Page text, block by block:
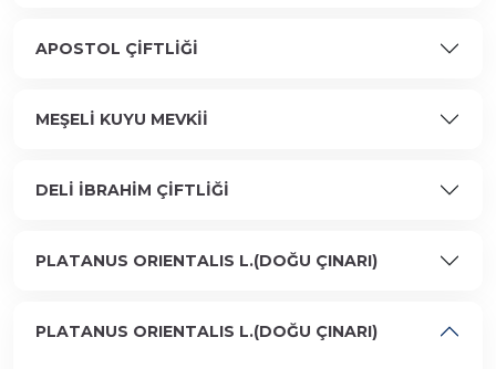
APOSTOL ÇİFTLİĞİ
MEŞELİ KUYU MEVKİİ
DELİ İBRAHİM ÇİFTLİĞİ
PLATANUS ORIENTALIS L.(DOĞU ÇINARI)
PLATANUS ORIENTALIS L.(DOĞU ÇINARI)